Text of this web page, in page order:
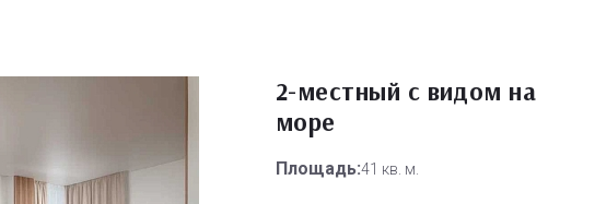
2-местный с видом на
море
Площадь:41 кв. м.